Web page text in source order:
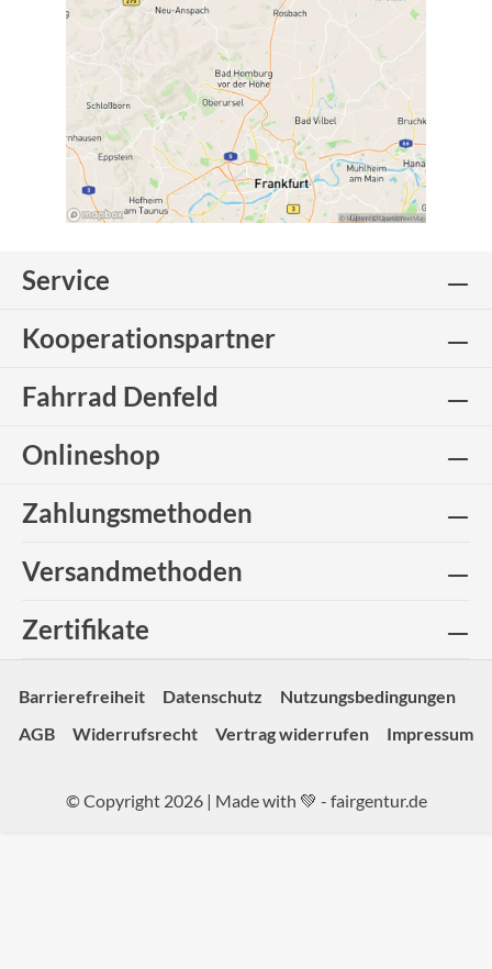
Service
Kooperationspartner
Fahrrad Denfeld
Onlineshop
Zahlungsmethoden
Versandmethoden
Zertifikate
Barrierefreiheit Datenschutz
Nutzungsbedingungen
AGB
Widerrufsrecht Vertrag widerrufen Impressum
© Copyright 2026 | Made with 💚 - fairgentur.de